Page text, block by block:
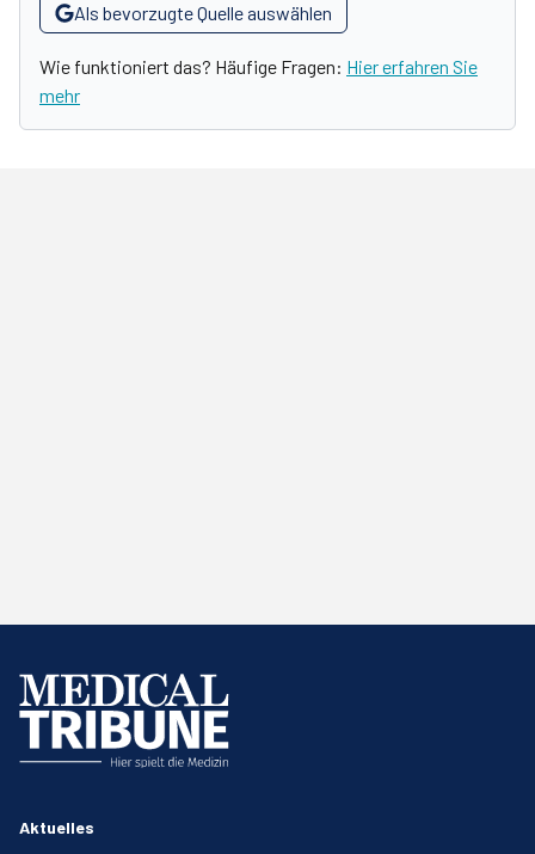
Als bevorzugte Quelle auswählen
Wie funktioniert das? Häufige Fragen: Hier erfahren Sie
mehr
Aktuelles